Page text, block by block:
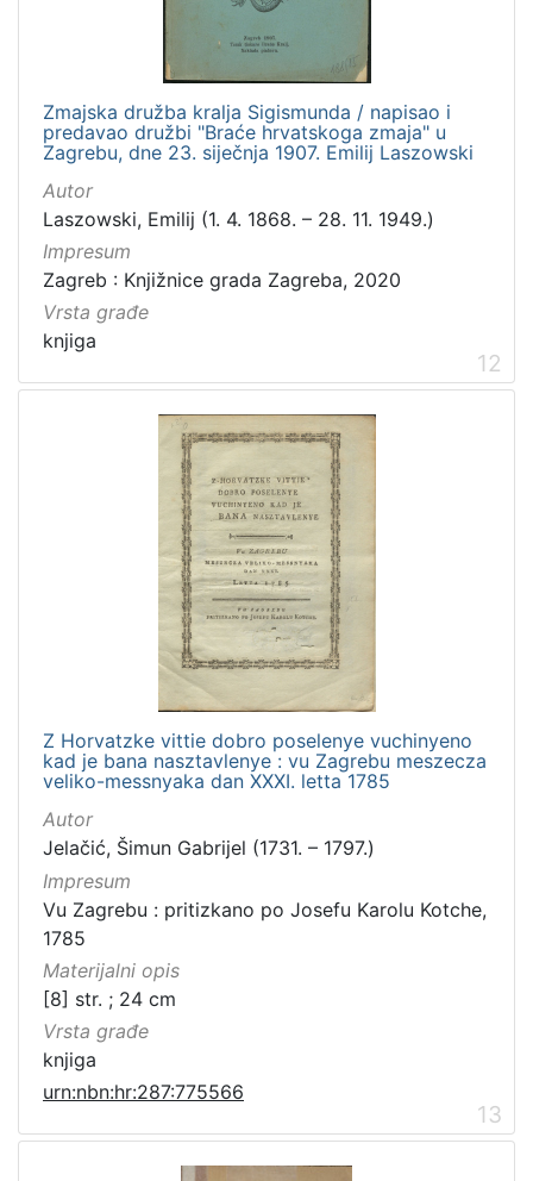
Zmajska družba kralja Sigismunda / napisao i
predavao družbi "Braće hrvatskoga zmaja" u
Zagrebu, dne 23. siječnja 1907. Emilij Laszowski
Autor
Laszowski, Emilij (1. 4. 1868. – 28. 11. 1949.)
Impresum
Zagreb : Knjižnice grada Zagreba, 2020
Vrsta građe
knjiga
12
Z Horvatzke vittie dobro poselenye vuchinyeno
kad je bana nasztavlenye : vu Zagrebu meszecza
veliko-messnyaka dan XXXI. letta 1785
Autor
Jelačić, Šimun Gabrijel (1731. – 1797.)
Impresum
Vu Zagrebu : pritizkano po Josefu Karolu Kotche,
1785
Materijalni opis
[8] str. ; 24 cm
Vrsta građe
knjiga
urn:nbn:hr:287:775566
13